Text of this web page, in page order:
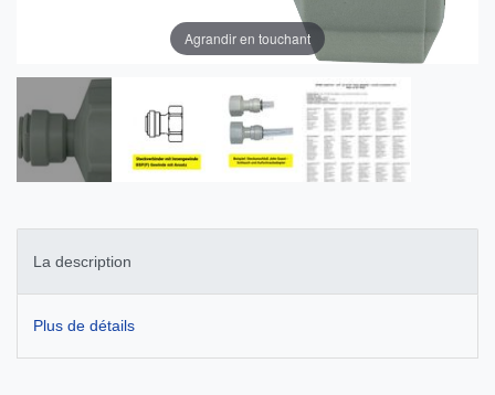
Agrandir en touchant
La description
Plus de détails